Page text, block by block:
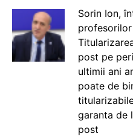
Sorin Ion,
post pe
ultimii ani
poate de
garanta de
post